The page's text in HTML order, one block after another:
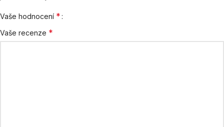
Vaše hodnocení *
Vaše recenze *